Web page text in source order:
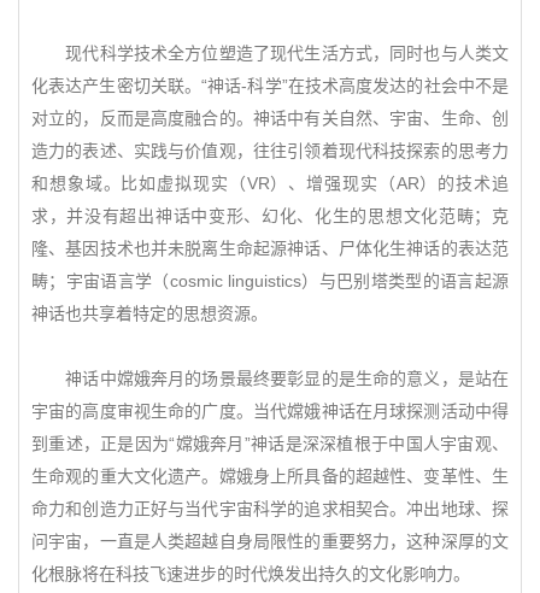
现代科学技术全方位塑造了现代生活方式，同时也与人类文
化表达产生密切关联。“神话-科学”在技术高度发达的社会中不是
对立的，反而是高度融合的。神话中有关自然、宇宙、生命、创
造力的表述、实践与价值观，往往引领着现代科技探索的思考力
和想象域。比如虚拟现实（VR）、增强现实（AR）的技术追
求，并没有超出神话中变形、幻化、化生的思想文化范畴；克
隆、基因技术也并未脱离生命起源神话、尸体化生神话的表达范
畴；宇宙语言学（cosmic linguistics）与巴别塔类型的语言起源
神话也共享着特定的思想资源。
神话中嫦娥奔月的场景最终要彰显的是生命的意义，是站在
宇宙的高度审视生命的广度。当代嫦娥神话在月球探测活动中得
到重述，正是因为“嫦娥奔月”神话是深深植根于中国人宇宙观、
生命观的重大文化遗产。嫦娥身上所具备的超越性、变革性、生
命力和创造力正好与当代宇宙科学的追求相契合。冲出地球、探
问宇宙，一直是人类超越自身局限性的重要努力，这种深厚的文
化根脉将在科技飞速进步的时代焕发出持久的文化影响力。